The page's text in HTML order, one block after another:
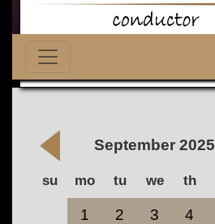
September 2025
su mo tu we th
1 2 3 4